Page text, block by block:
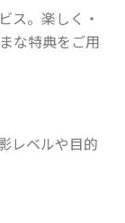
ス。楽しく・
な特典をご用
レベルや目的